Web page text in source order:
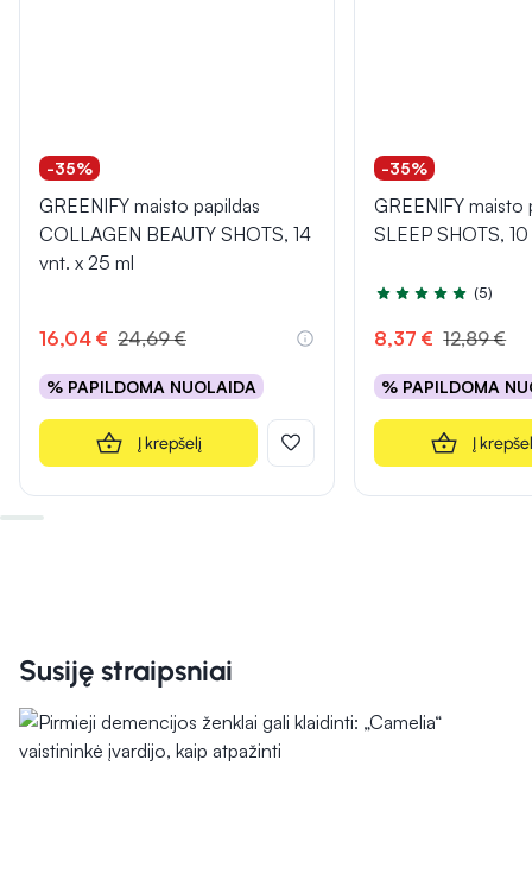
-35%
GREENIFY maisto papildas
COLLAGEN BEAUTY SHOTS, 14
vnt. x 25 ml
16,04 € 24,69 €
% PAPILDOMA NUOLAIDA
Į krepšelį
-35%
GREENIFY maisto
SLEEP SHOTS,
Įvertinimas 5.0 iš 5
(5)
8,37 € 12,89 €
% PAPILDOMA
Į
Susiję straipsniai